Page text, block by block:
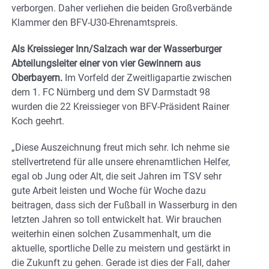
verborgen. Daher verliehen die beiden Großverbände
Klammer den BFV-U30-Ehrenamtspreis.
Als Kreissieger Inn/Salzach war der Wasserburger
Abteilungsleiter einer von vier Gewinnern aus
Oberbayern. Im Vorfeld der Zweitligapartie zwischen
dem 1. FC Nürnberg und dem SV Darmstadt 98
wurden die 22 Kreissieger von BFV-Präsident Rainer
Koch geehrt.
„Diese Auszeichnung freut mich sehr. Ich nehme sie
stellvertretend für alle unsere ehrenamtlichen Helfer,
egal ob Jung oder Alt, die seit Jahren im TSV sehr
gute Arbeit leisten und Woche für Woche dazu
beitragen, dass sich der Fußball in Wasserburg in den
letzten Jahren so toll entwickelt hat. Wir brauchen
weiterhin einen solchen Zusammenhalt, um die
aktuelle, sportliche Delle zu meistern und gestärkt in
die Zukunft zu gehen. Gerade ist dies der Fall, daher